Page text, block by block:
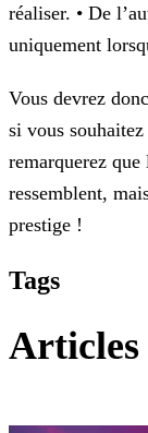
réaliser. • De
uniquement
Vous devrez
si vous
remarquerez que
ressemblent,
prestige !
Tags
Articles